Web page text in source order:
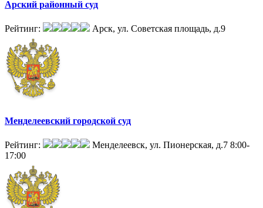
Арский районный суд
Рейтинг: Арск, ул. Советская площадь, д.9
Менделеевский городской суд
Рейтинг: Менделеевск, ул. Пионерская, д.7 8:00-
17:00